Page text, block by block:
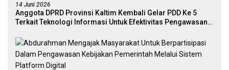
14 Juni 2026
Anggota DPRD Provinsi Kaltim Kembali Gelar PDD Ke 5
Terkait Teknologi Informasi Untuk Efektivitas Pengawasan